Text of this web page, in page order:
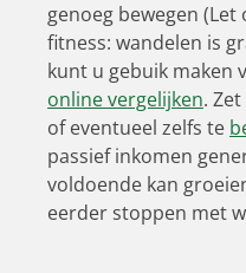
genoeg bewegen
fitness: wandelen is
kunt u gebuik maken
online vergelijken.
of eventueel zelfs te
passief inkomen
voldoende kan
eerder stoppen met